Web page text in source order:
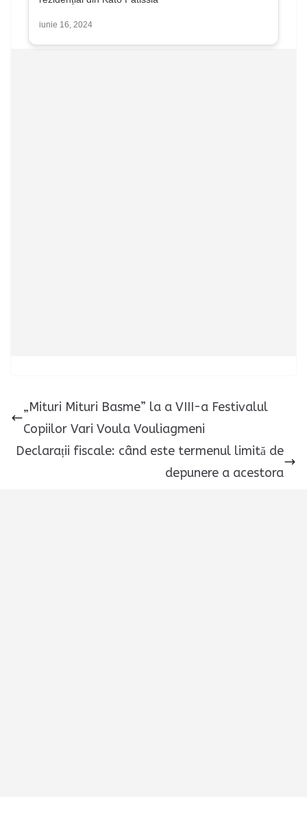
iunie 16, 2024
„Mituri Mituri Basme” la a VIII-a Festivalul
Copiilor Vari Voula Vouliagmeni
Declarații fiscale: când este termenul limită de
depunere a acestora